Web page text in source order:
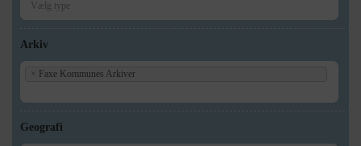
Arkiv
× Faxe Kommunes Arkiver
Geografi